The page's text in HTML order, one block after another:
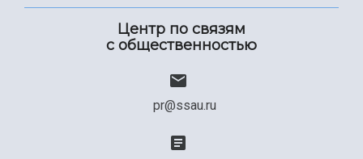
Центр по связям
с общественностью
pr@ssau.ru